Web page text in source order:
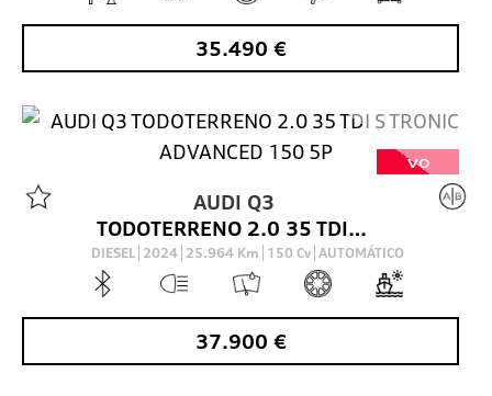
35.490 €
VO
AUDI Q3
TODOTERRENO 2.0 35 TDI S TRONIC ADVANCED 150 5P
DIESEL 2024 25.964 Km 150 Cv AUTOMÁTICO
37.900 €